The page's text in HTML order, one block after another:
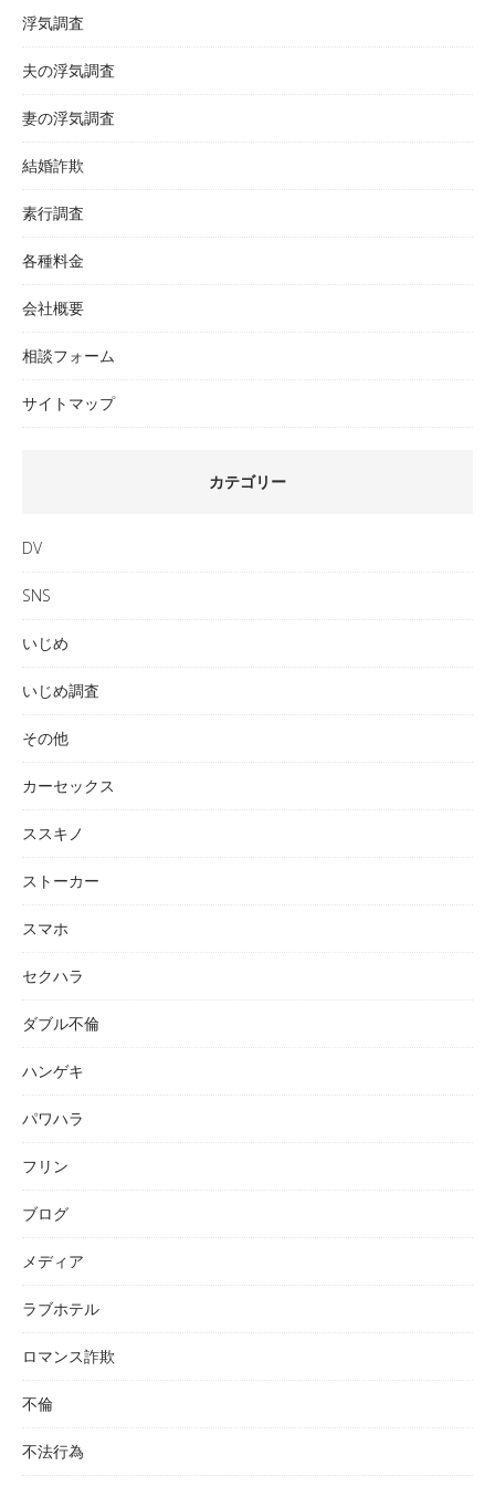
浮気調査
夫の浮気調査
妻の浮気調査
結婚詐欺
素行調査
各種料金
会社概要
相談フォーム
サイトマップ
カテゴリー
DV
SNS
いじめ
いじめ調査
その他
カーセックス
ススキノ
ストーカー
スマホ
セクハラ
ダブル不倫
ハンゲキ
パワハラ
フリン
ブログ
メディア
ラブホテル
ロマンス詐欺
不倫
不法行為